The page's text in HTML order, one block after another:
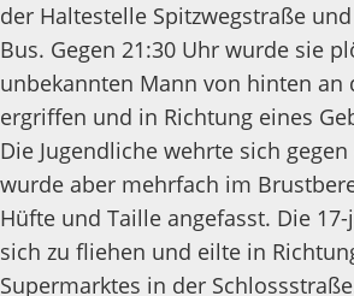
der Haltestelle Spitzwegstraße
Bus. Gegen 21:30 Uhr wurde sie
unbekannten Mann von hinten an
ergriffen und in Richtung eines
Die Jugendliche wehrte sich
wurde aber mehrfach im
Hüfte und Taille angefasst. Die
sich zu fliehen und eilte in
Supermarktes in der